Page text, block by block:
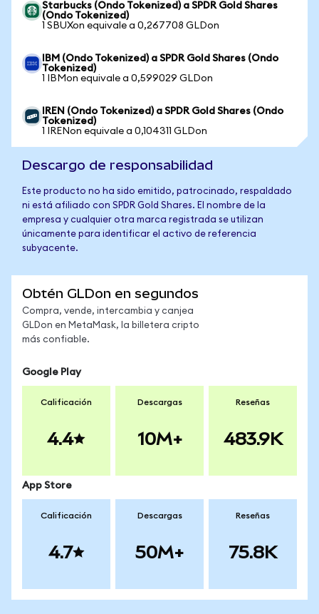
Starbucks (Ondo Tokenized) a SPDR Gold Shares
(Ondo Tokenized)
1 SBUXon equivale a 0,267708 GLDon
IBM (Ondo Tokenized) a SPDR Gold Shares (Ondo
Tokenized)
1 IBMon equivale a 0,599029 GLDon
IREN (Ondo Tokenized) a SPDR Gold Shares (Ondo
Tokenized)
1 IRENon equivale a 0,104311 GLDon
Descargo de responsabilidad
Este producto no ha sido emitido, patrocinado, respaldado
ni está afiliado con SPDR Gold Shares. El nombre de la
empresa y cualquier otra marca registrada se utilizan
únicamente para identificar el activo de referencia
subyacente.
Obtén GLDon en segundos
Compra, vende, intercambia y canjea
GLDon en MetaMask, la billetera cripto
más confiable.
Google Play
Calificación
4.4
Descargas
10M+
Reseñas
483.9K
App Store
Calificación
4.7
Descargas
50M+
Reseñas
75.8K